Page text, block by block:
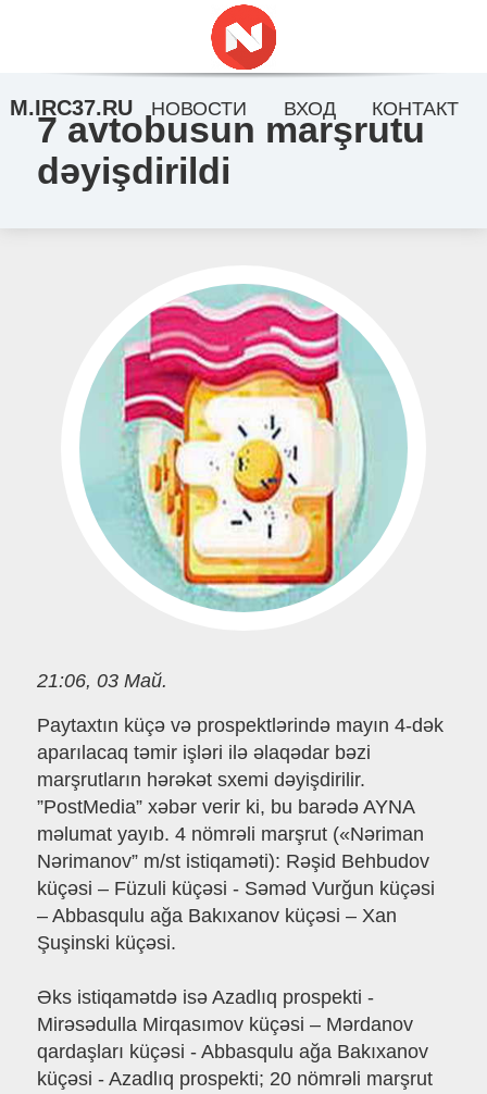
7 avtobusun marşrutu
dəyişdirildi
21:06, 03 Май.
Paytaxtın küçə və prospektlərində mayın 4-dək
aparılacaq təmir işləri ilə əlaqədar bəzi
marşrutların hərəkət sxemi dəyişdirilir.
”PostMedia” xəbər verir ki, bu barədə AYNA
məlumat yayıb. 4 nömrəli marşrut («Nəriman
Nərimanov” m/st istiqaməti): Rəşid Behbudov
küçəsi – Füzuli küçəsi - Səməd Vurğun küçəsi
– Abbasqulu ağa Bakıxanov küçəsi – Xan
Şuşinski küçəsi.
Əks istiqamətdə isə Azadlıq prospekti -
Mirəsədulla Mirqasımov küçəsi – Mərdanov
qardaşları küçəsi - Abbasqulu ağa Bakıxanov
küçəsi - Azadlıq prospekti; 20 nömrəli marşrut
M.IRC37.RU НОВОСТИ ВХОД КОНТАКТ